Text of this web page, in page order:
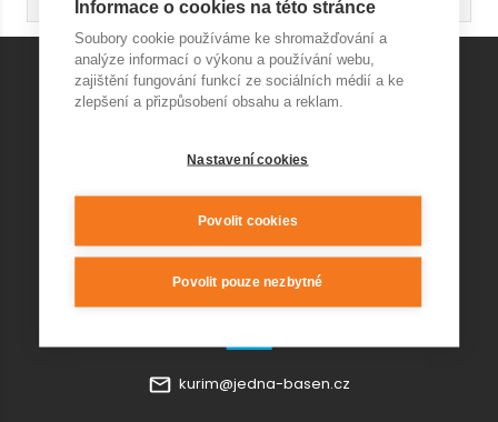
KONTAKT AQUAPARK
+420 541 420 240
info@wellnesskurim.cz
Wellness Kuřim s.r.o.
KONTAKT RESTAURACE
kurim@jedna-basen.cz
Informace o cookies na této stránce
Soubory cookie používáme ke shromažďování a
analýze informací o výkonu a používání webu,
zajištění fungování funkcí ze sociálních médií a ke
zlepšení a přizpůsobení obsahu a reklam.
Nastavení cookies
Povolit cookies
Povolit pouze nezbytné